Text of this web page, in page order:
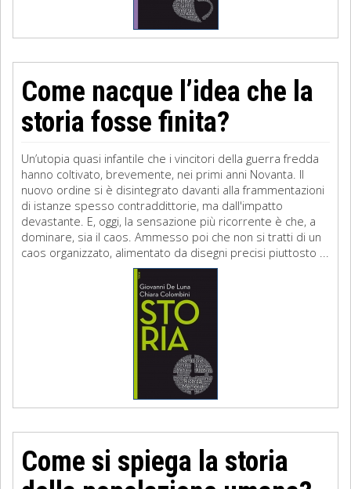
Come nacque l’idea che la
storia fosse finita?
Un’utopia quasi infantile che i vincitori della guerra fredda
hanno coltivato, brevemente, nei primi anni Novanta. Il
nuovo ordine si è disintegrato davanti alla frammentazioni
di istanze spesso contraddittorie, ma dall'impatto
devastante. E, oggi, la sensazione più ricorrente è che, a
dominare, sia il caos. Ammesso poi che non si tratti di un
caos organizzato, alimentato da disegni precisi piuttosto ...
Come si spiega la storia